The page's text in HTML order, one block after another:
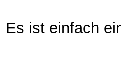
Es ist einfach